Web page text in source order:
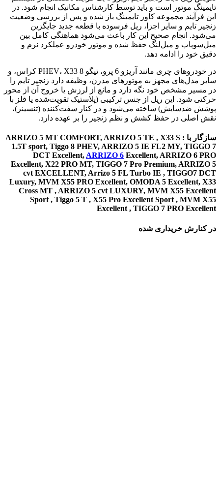
تایمینگ موتور است و باید توسط کارشناس مکانیک انجام شود. در
این فرآیند مجموعه کاور تایمینگ باز شده و پس از بررسی وضعیت
زنجیر تایم و سایر اجزا، ریل فرسوده با قطعه جدید جایگزین
می‌شود. انجام صحیح این کار باعث می‌شود هماهنگی کامل بین
میل‌سوپاپ و میل‌لنگ حفظ شده و موتور خودرو عملکرد نرم و
دقیق خود را ادامه دهد.
در خودروهای چری مانند آریزو 6 پرو، تیگو 8 PHEV، X33 کراس، و
سایر مدل‌های مجهز به موتورهای مدرن، وظیفه دارد زنجیر تایم را
در مسیر مشخص خود نگه دارد و مانع از لرزش یا خروج آن از محور
حرکتی شود. این ریل از جنس ترکیبی (پلاستیک تقویت‌شده یا فلز با
پوشش ضدسایش) ساخته می‌شود و در کنار سفت‌کننده (تنسینر)،
نقش اصلی در حفظ کشش و نظم زنجیر را بر عهده دارد.
سازگار با : ARRIZO 5 MT COMFORT, ARRIZO 5 TE , X33 S
1.5T sport, Tiggo 8 PHEV, ARRIZO 5 IE FL2 MY, TIGGO 7
DCT Excellent, ARRIZO 6 Excellent, ARRIZO 6 PRO
Excellent, X22 PRO MT, TIGGO 7 Pro Premium, ARRIZO 5
cvt EXCELLENT, Arrizo 5 FL Turbo IE , TIGGO7 DCT
Luxury, MVM X55 PRO Excellent, OMODA 5 Excellent, X33
Cross MT , ARRIZO 5 cvt LUXURY, MVM X55 Excellent
Sport , Tiggo 5 T , X55 Pro Excellent Sport , MVM X55
Excellent , TIGGO 7 PRO Excellent
در کنارش خریداری شده